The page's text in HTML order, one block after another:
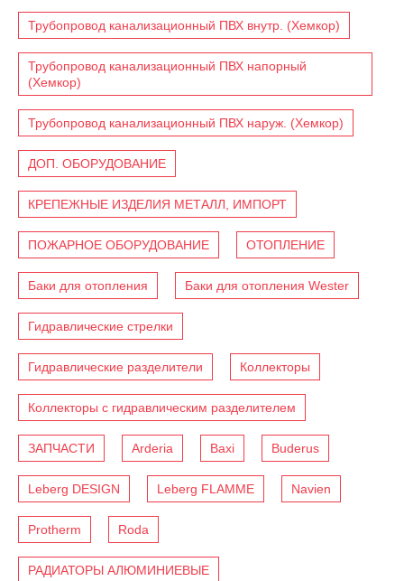
Трубопровод канализационный ПВХ внутр. (Хемкор)
Трубопровод канализационный ПВХ напорный
(Хемкор)
Трубопровод канализационный ПВХ наруж. (Хемкор)
ДОП. ОБОРУДОВАНИЕ
КРЕПЕЖНЫЕ ИЗДЕЛИЯ МЕТАЛЛ, ИМПОРТ
ПОЖАРНОЕ ОБОРУДОВАНИЕ ОТОПЛЕНИЕ
Баки для отопления Баки для отопления Wester
Гидравлические стрелки
Гидравлические разделители Коллекторы
Коллекторы с гидравлическим разделителем
ЗАПЧАСТИ Arderia Baxi Buderus
Leberg DESIGN Leberg FLAMME Navien
Protherm Roda
РАДИАТОРЫ АЛЮМИНИЕВЫЕ